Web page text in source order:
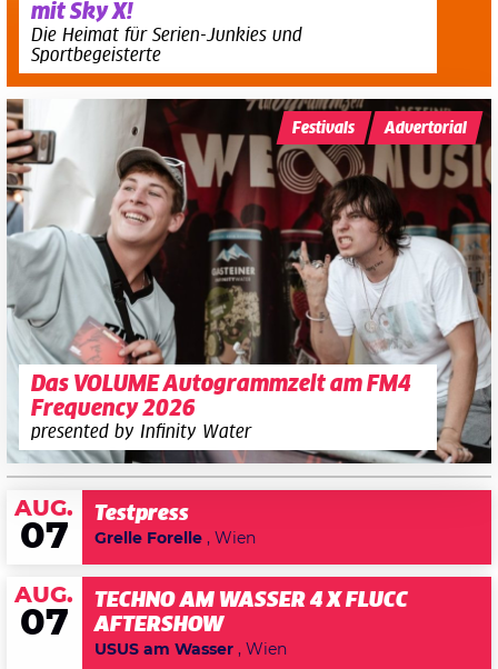
mit Sky X!
Die Heimat für Serien-Junkies und
Sportbegeisterte
Das VOLUME Autogrammzelt am FM4
Frequency 2026
presented by Infinity Water
Festivals Advertorial
AUG.
07
Testpress
Grelle Forelle , Wien
AUG.
07
TECHNO AM WASSER 4 X FLUCC
AFTERSHOW
USUS am Wasser , Wien